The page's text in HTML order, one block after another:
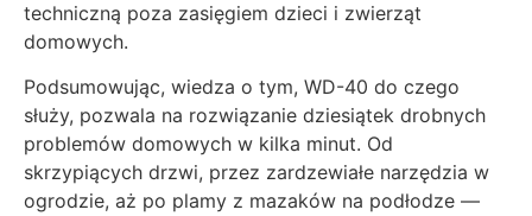
techniczną poza zasięgiem dzieci i zwierząt
domowych.
Podsumowując, wiedza o tym, WD-40 do czego
służy, pozwala na rozwiązanie dziesiątek drobnych
problemów domowych w kilka minut. Od
skrzypiących drzwi, przez zardzewiałe narzędzia w
ogrodzie, aż po plamy z mazaków na podłodze —